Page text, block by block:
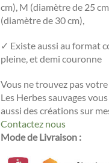
cm), M (diamètre de 25
(diamètre de 30 cm),
✓ Existe aussi au format
pleine, et demi couronne
Vous ne trouvez pas
Les Herbes sauvages
aussi des créations sur
Contactez nous
Mode de Livraison :